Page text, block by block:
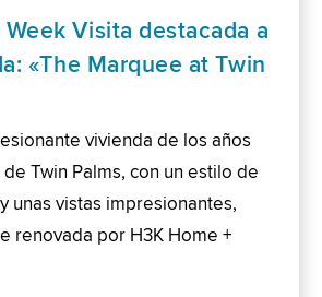
Visita destacada a
«The Marquee at Twin
vivienda de los años
Twin Palms, con un estilo de
unas vistas impresionantes,
renovada por H3K Home +